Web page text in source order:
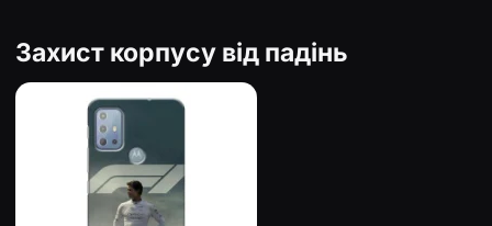
Захист корпусу від падінь